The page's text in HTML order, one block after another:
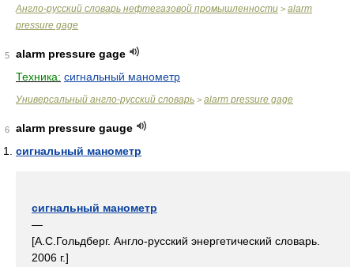
Англо-русский словарь нефтегазовой промышленности > alarm
pressure gage
5
alarm pressure gage
Техника: сигнальный манометр
Универсальный англо-русский словарь > alarm pressure gage
6
alarm pressure gauge
сигнальный манометр
сигнальный манометр
—
[А.С.Гольдберг. Англо-русский энергетический словарь.
2006 г.]